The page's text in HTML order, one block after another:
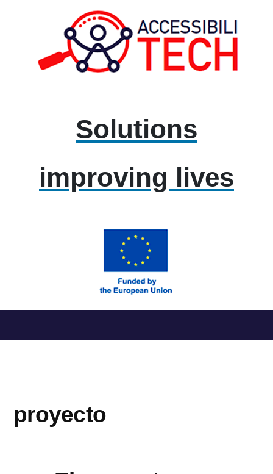
Solutions
improving lives
al
proyecto